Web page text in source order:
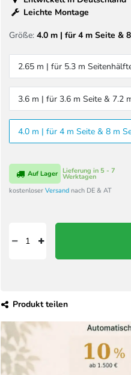
Leichte Montage
Größe: 4.0 m | für 4 m Seite &
2.65 m | für 5.3 m
3.6 m | für 3.6 m Seite & 7.2
4.0 m | für 4 m Seite & 8 m
Lieferung in 5 - 7
Werktagen
Auf Lager
kostenloser Versand nach DE & AT
Produkt teilen